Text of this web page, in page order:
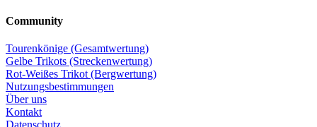
Community
Tourenkönige (Gesamtwertung)
Gelbe Trikots (Streckenwertung)
Rot-Weißes Trikot (Bergwertung)
Nutzungsbestimmungen
Über uns
Kontakt
Datenschutz